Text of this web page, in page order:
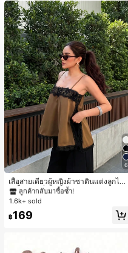
6
เสื้อสายเดี่ยวผู้หญิงผ้าซาตินแต่งลูกไม้
- เสื้อสายเดี่ยวฤดูร้อนสีคากีมีรอยผ่าด้า
นข้างที่น่าดึงดูดแบบสบายๆ
#1 ขายดี
ใน สีกากี เสื้อสตรี เสื้อเบลาส์ & Tee
ลูกค้ากลับมาซื้อซ้ำ!
#1 ขายดี
ใน สีกากี เสื้อสตรี เสื้อเบลาส์ & Tee
ลูกค้ากลับมาซื้อซ้ำ!
#1 ขายดี
ใน สีกากี เสื้อสตรี เสื้อเบลาส์ & Tee
ลูกค้ากลับมาซื้อซ้ำ!
#1 ขายดี
ลูกค้ากลับมาซื้อซ้ำ!
1.6k+ sold
฿169